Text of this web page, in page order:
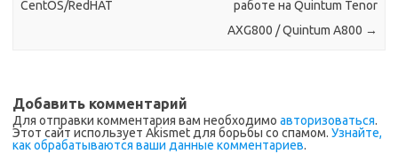
CentOS/RedHAT
работе на Quintum Tenor
AXG800 / Quintum A800 →
Добавить комментарий
Для отправки комментария вам необходимо авторизоваться.
Этот сайт использует Akismet для борьбы со спамом. Узнайте,
как обрабатываются ваши данные комментариев.